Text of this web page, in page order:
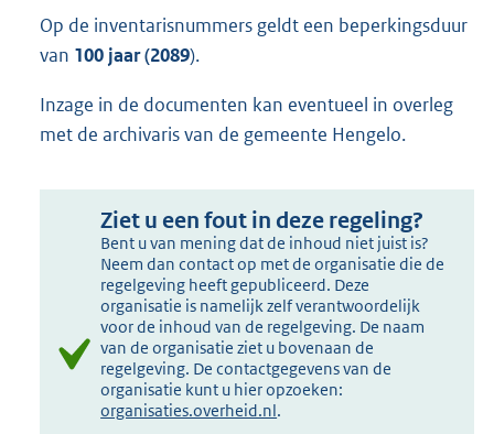
Op de inventarisnummers geldt een beperkingsduur
van 100 jaar (2089).
Inzage in de documenten kan eventueel in overleg
met de archivaris van de gemeente Hengelo.
Ziet u een fout in deze regeling?
Bent u van mening dat de inhoud niet juist is?
Neem dan contact op met de organisatie die de
regelgeving heeft gepubliceerd. Deze
organisatie is namelijk zelf verantwoordelijk
voor de inhoud van de regelgeving. De naam
van de organisatie ziet u bovenaan de
regelgeving. De contactgegevens van de
organisatie kunt u hier opzoeken:
organisaties.overheid.nl.